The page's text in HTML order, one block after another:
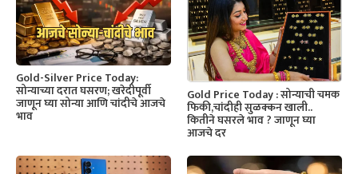
Gold-Silver Price Today:
सोन्याच्या दरात घसरण; खरेदीपूर्वी
जाणून घ्या सोन्या आणि चांदीचे आजचे
भाव
Gold Price Today : सोन्याची चमक
फिकी,चांदीही सुळक्कन खाली..
कितीने घसरले भाव ? जाणून घ्या
आजचे दर